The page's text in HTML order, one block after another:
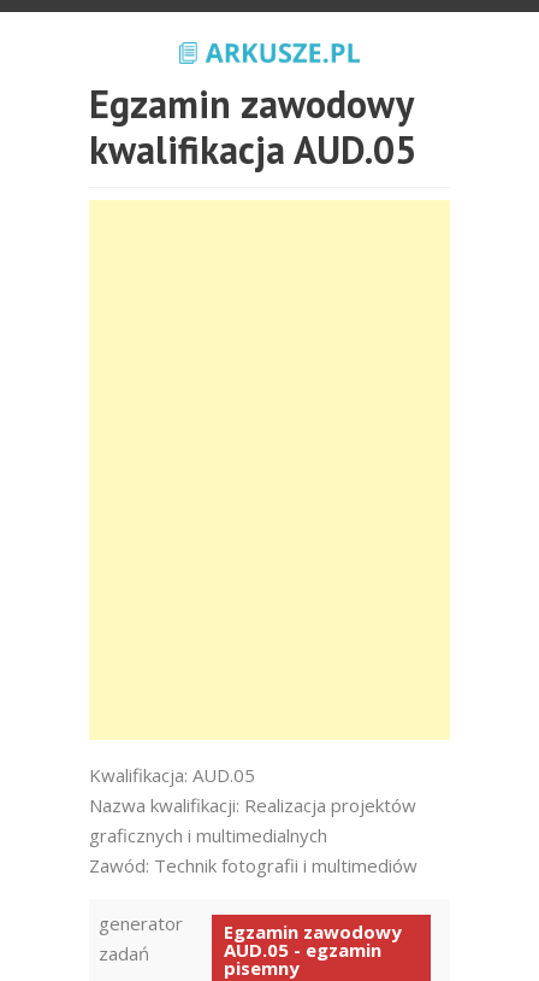
Egzamin zawodowy
kwalifikacja AUD.05
Kwalifikacja: AUD.05
Nazwa kwalifikacji: Realizacja projektów
graficznych i multimedialnych
Zawód: Technik fotografii i multimediów
generator
zadań
Egzamin zawodowy
AUD.05 - egzamin
pisemny